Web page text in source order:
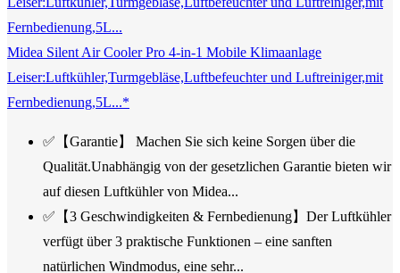
Midea Silent Air Cooler Pro 4-in-1 Mobile Klimaanlage
Leiser:Luftkühler,Turmgebläse,Luftbefeuchter und Luftreiniger,mit
Fernbedienung,5L...*
✅【Garantie】 Machen Sie sich keine Sorgen über die
Qualität.Unabhängig von der gesetzlichen Garantie bieten wir
auf diesen Luftkühler von Midea...
✅【3 Geschwindigkeiten & Fernbedienung】Der Luftkühler
verfügt über 3 praktische Funktionen – eine sanften
natürlichen Windmodus, eine sehr...